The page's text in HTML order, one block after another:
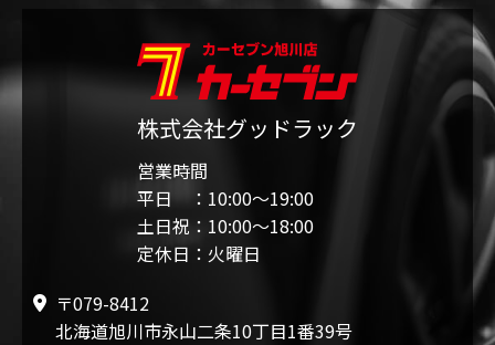
株式会社グッドラック
営業時間
平日 ：10:00〜19:00
土日祝：10:00〜18:00
定休日：火曜日
〒079-8412
北海道旭川市永山二条10丁目1番39号